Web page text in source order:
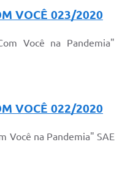
VOCÊ 023/2020
Você na Pandemia"
VOCÊ 022/2020
Você na Pandemia" SAE